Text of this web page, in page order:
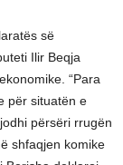
së
Ilir Beqja
“Para
për situatën e
përsëri rrugën
shfaqjen komike